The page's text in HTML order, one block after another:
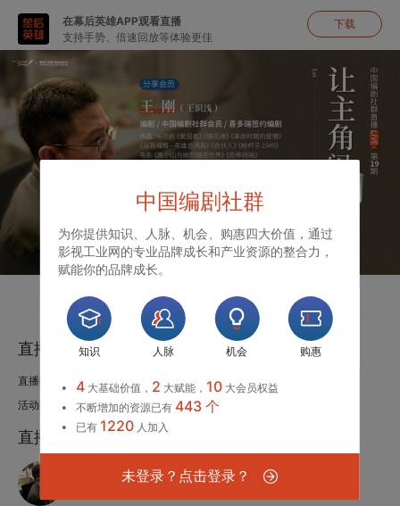
在幕后英雄APP观看直播
支持手势、倍速回放等体验更佳
下载
直播 聊天
直播|王刚：让主角闪闪发光
直播时间：2021.01.08 19:30-21:00
活动期数：中国编剧社群 第19期
直播嘉宾
中国编剧社群
为你提供知识、人脉、机会、购惠四大价值，通过
影视工业网的专业品牌成长和产业资源的整合力，
赋能你的品牌成长。
知识 人脉 机会 购惠
4大基础价值， 2 大赋能， 10大会员权益
不断增加的资源已有 443 个
已有 1220人加入
未登录？点击登录？